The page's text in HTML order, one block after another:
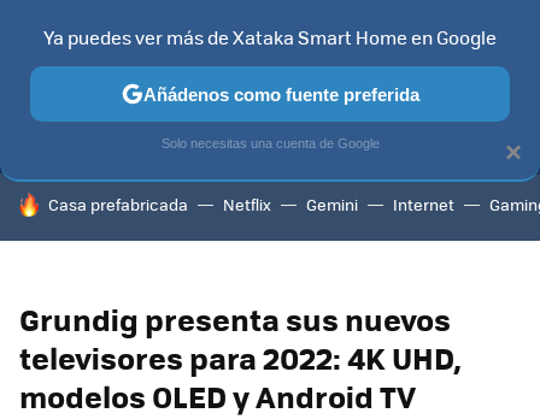
MENÚ NUEVO
CONTENIDOS SMART TV
HOY SE HABLA DE
Casa prefabricada Netflix Gemini Internet
Grundig presenta sus nuevos
televisores para 2022: 4K UHD,
modelos OLED y Android TV
×
Ya puedes ver más de Xataka Smart Home en Google
Añádenos como fuente preferida
Solo necesitas una cuenta de Google